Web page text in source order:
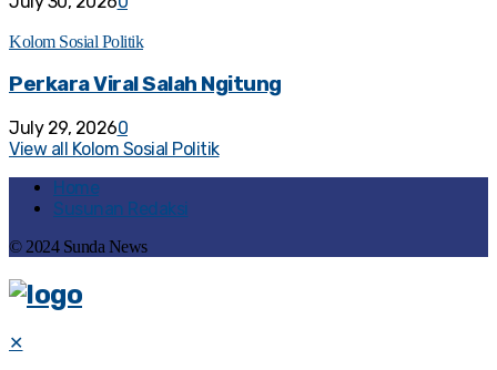
Kolom Sosial Politik
Perkara Viral Salah Ngitung
July 29, 20260
View all Kolom Sosial Politik
Home
Susunan Redaksi
© 2024 Sunda News
✕